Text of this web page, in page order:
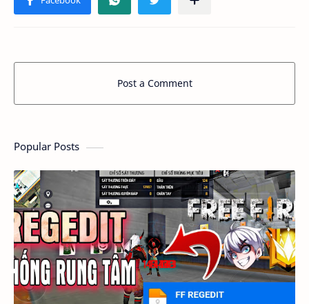
Post a Comment
Popular Posts